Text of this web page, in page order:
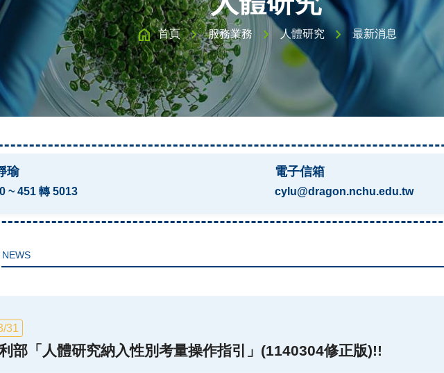
home 首頁 chevron_right 服務業務 chevron_right 人體研究 chevron_right 最新消息
瑜
~ 451 轉 5013
電子信箱
cylu@dragon.nchu.edu.tw
NEWS
31
利部「人體研究納入性別考量操作指引」(1140304修正版)!!